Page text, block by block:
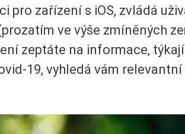
pro zařízení s iOS, zvládá
ve výše zmíněných
zeptáte na informace,
19, vyhledá vám